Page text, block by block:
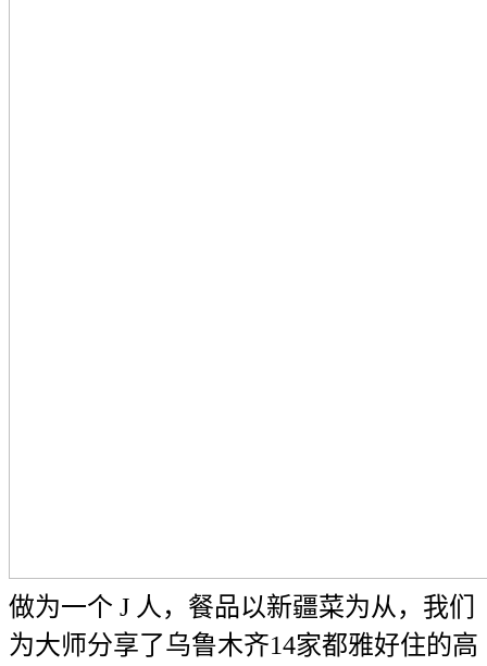
做为一个 J 人，餐品以新疆菜为从，我们
为大师分享了乌鲁木齐14家都雅好住的高